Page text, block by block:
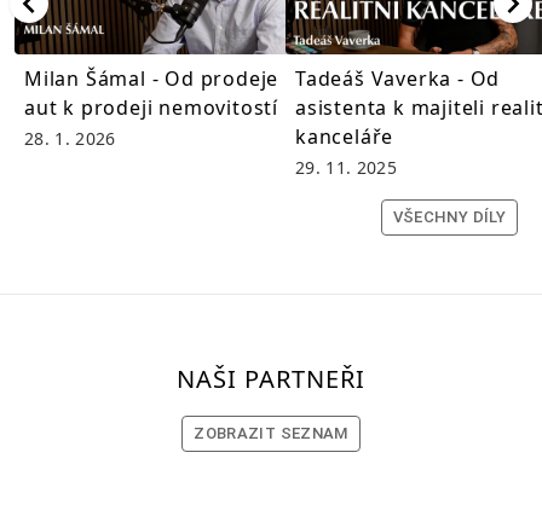
Milan Šámal - Od prodeje
aut k prodeji nemovitostí
28. 1. 2026
Tadeáš Vaverka - Od
asistenta k majiteli
kanceláře
29. 11. 2025
VŠECHNY DÍLY
NAŠI PARTNEŘI
ZOBRAZIT SEZNAM